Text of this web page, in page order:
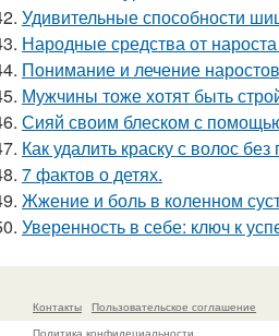
Удивительные способности
Народные средства от
Понимание и лечение
Мужчины тоже хотят быть
Сияй своим блеском с
Как удалить краску с волос
7 фактов о детях.
Жжение и боль в коленном
Уверенность в себе: ключ к
Контакты
Пользовательское соглашение
Политика конфидециальности